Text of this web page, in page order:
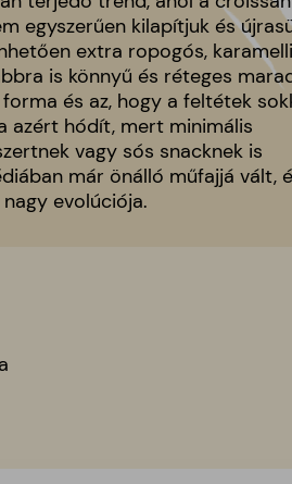
egyszerűen kilapítjuk és
extra ropogós,
is könnyű és réteges
és az, hogy a feltétek
azért hódít, mert minimális
vagy sós snacknek is
már önálló műfajjá vált,
evolúciója.